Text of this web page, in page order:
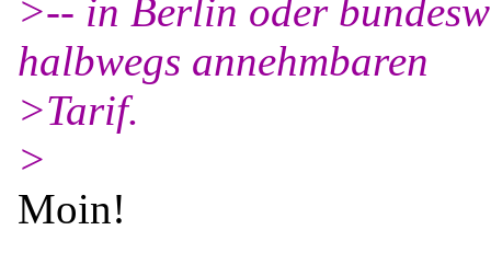
>-- in Berlin oder
halbwegs annehmbaren
>Tarif.
>
Moin!